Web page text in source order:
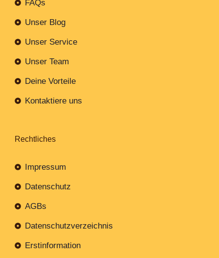
FAQs
Unser Blog
Unser Service
Unser Team
Deine Vorteile
Kontaktiere uns
Rechtliches
Impressum
Datenschutz
AGBs
Datenschutzverzeichnis
Erstinformation